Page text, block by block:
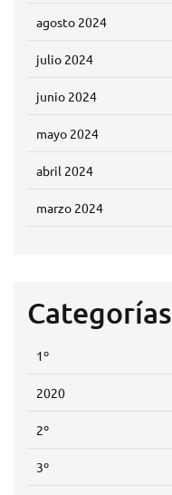
agosto 2024
julio 2024
junio 2024
mayo 2024
abril 2024
marzo 2024
Categorías
1º
2020
2º
3º